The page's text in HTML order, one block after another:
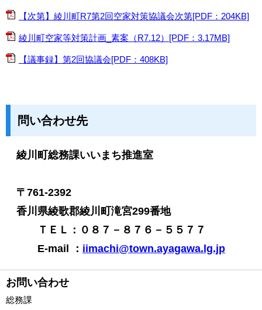
【次第】綾川町R7第2回空家対策協議会次第[PDF：204KB]
綾川町空家等対策計画_素案（R7.12）[PDF：3.17MB]
【議事録】第2回協議会[PDF：408KB]
問い合わせ先
綾川町総務課いいまち推進室
〒761-2392
香川県綾歌郡綾川町滝宮299番地
ＴＥＬ：０８７－８７６－５５７７
E-mail ： iimachi@town.ayagawa.lg.jp
お問い合わせ
総務課